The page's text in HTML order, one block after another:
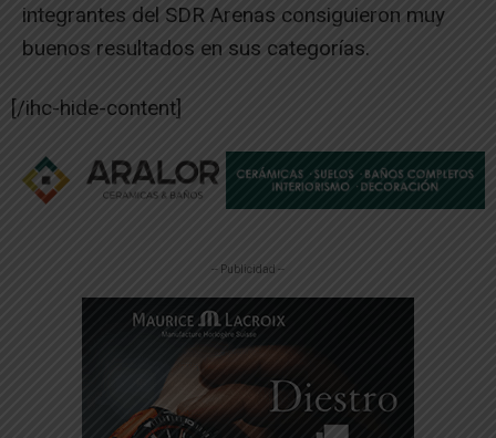
integrantes del SDR Arenas consiguieron muy
buenos resultados en sus categorías.
[/ihc-hide-content]
-- Publicidad --